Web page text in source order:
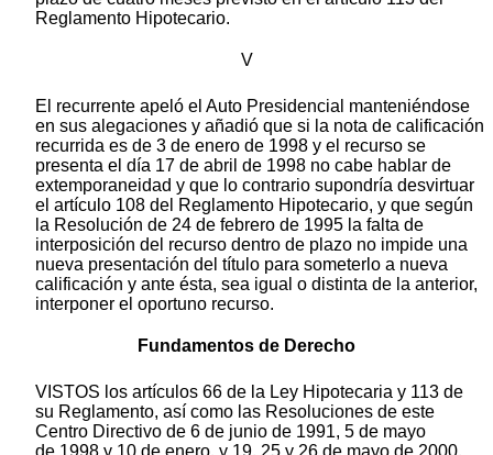
Reglamento Hipotecario.
V
El recurrente apeló el Auto Presidencial manteniéndose
en sus alegaciones y añadió que si la nota de calificación
recurrida es de 3 de enero de 1998 y el recurso se
presenta el día 17 de abril de 1998 no cabe hablar de
extemporaneidad y que lo contrario supondría desvirtuar
el artículo 108 del Reglamento Hipotecario, y que según
la Resolución de 24 de febrero de 1995 la falta de
interposición del recurso dentro de plazo no impide una
nueva presentación del título para someterlo a nueva
calificación y ante ésta, sea igual o distinta de la anterior,
interponer el oportuno recurso.
Fundamentos de Derecho
VISTOS los artículos 66 de la Ley Hipotecaria y 113 de
su Reglamento, así como las Resoluciones de este
Centro Directivo de 6 de junio de 1991, 5 de mayo